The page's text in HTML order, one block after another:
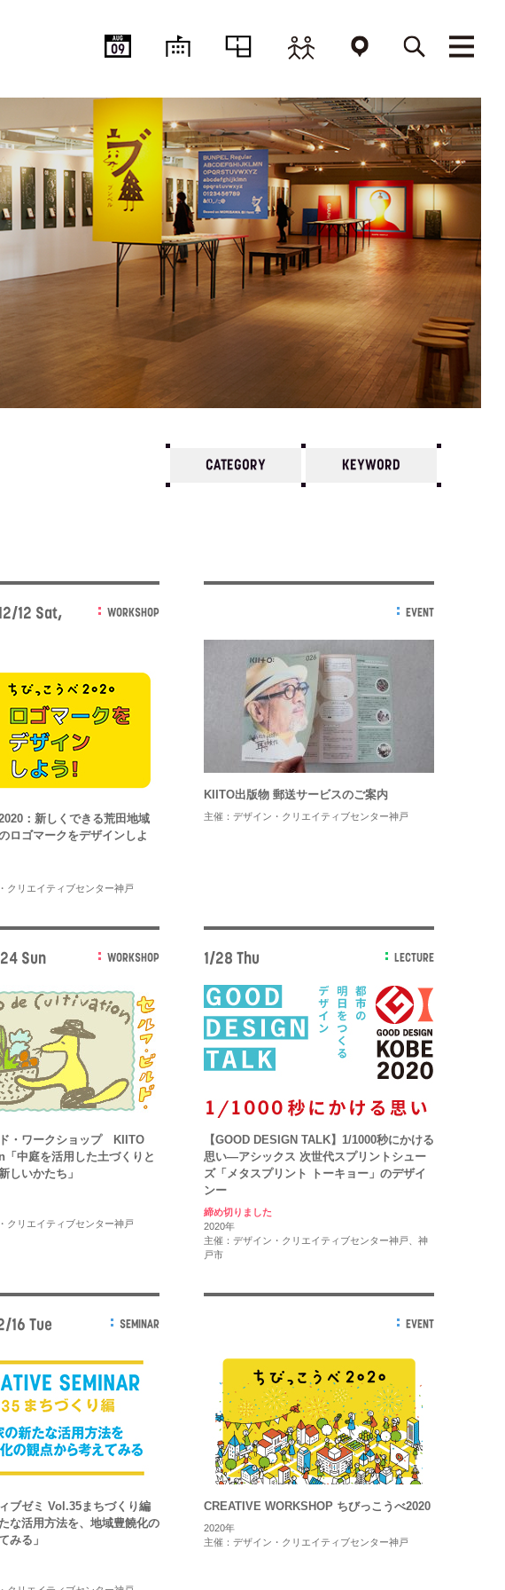
AUG
09
4 3 2 2018/
CATEGORY KEYWORD
12 Sat,
WORKSHOP
：新しくできる荒田地域
ロゴマークをデザインしよ
クリエイティブセンター神戸
EVENT
KIITO出版物 郵送サービスのご案内
主催：デザイン・クリエイティブセンター神戸
Sun WORKSHOP
・ワークショップ KIITO
中庭を活用した土づくりと
しいかたち」
クリエイティブセンター神戸
1/28 Thu LECTURE
【GOOD DESIGN TALK】1/1000秒にかける
思い―アシックス 次世代スプリントシュー
ズ「メタスプリント トーキョー」のデザイ
ンー
締め切りました
2020年
主催：デザイン・クリエイティブセンター神戸、神
戸市
16 Tue SEMINAR
ブゼミ Vol.35まちづくり編
な活用方法を、地域豊饒化の
みる」
EVENT
CREATIVE WORKSHOP ちびっこうべ2020
2020年
主催：デザイン・クリエイティブセンター神戸